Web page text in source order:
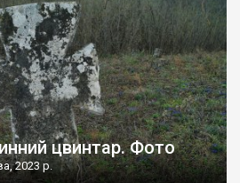
цвинтар. Фото
2023 р.